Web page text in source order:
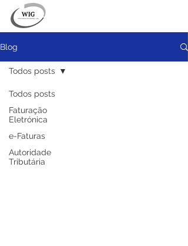
Blog
Todos posts
Faturação
Eletrónica
e-Faturas
Autoridade
Tributária
Todos posts